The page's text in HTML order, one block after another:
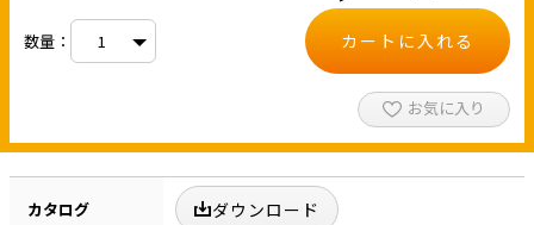
数量： カートに入れる
お気に入り
カタログ ダウンロード